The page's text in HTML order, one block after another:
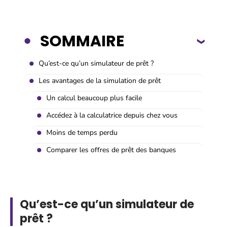
SOMMAIRE
Qu’est-ce qu’un simulateur de prêt ?
Les avantages de la simulation de prêt
Un calcul beaucoup plus facile
Accédez à la calculatrice depuis chez vous
Moins de temps perdu
Comparer les offres de prêt des banques
Qu’est-ce qu’un simulateur de
prêt ?